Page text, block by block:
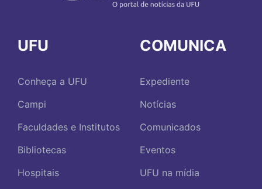
UFU
Conheça a UFU
Campi
Faculdades e Institutos
Bibliotecas
Hospitais
COMUNICA
Expediente
Notícias
Comunicados
Eventos
UFU na mídia